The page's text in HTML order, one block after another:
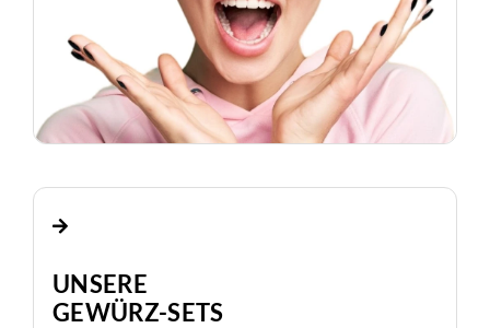
UNSERE
GEWÜRZ-SETS